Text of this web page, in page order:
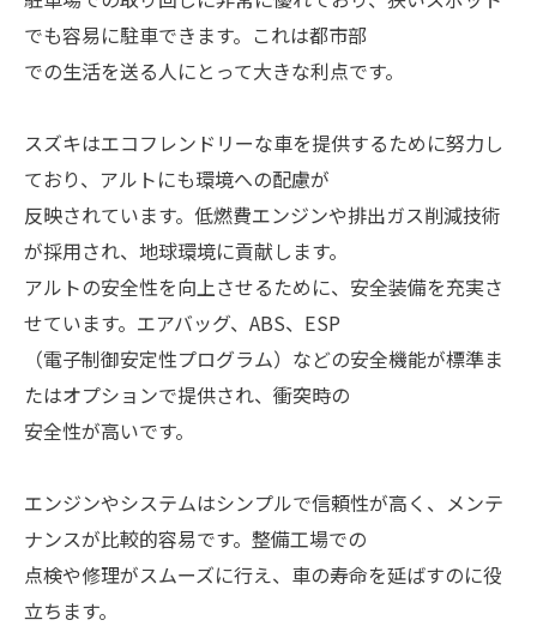
でも容易に駐車できます。これは都市部
での生活を送る人にとって大きな利点です。
スズキはエコフレンドリーな車を提供するために努力し
ており、アルトにも環境への配慮が
反映されています。低燃費エンジンや排出ガス削減技術
が採用され、地球環境に貢献します。
アルトの安全性を向上させるために、安全装備を充実さ
せています。エアバッグ、ABS、ESP
（電子制御安定性プログラム）などの安全機能が標準ま
たはオプションで提供され、衝突時の
安全性が高いです。
エンジンやシステムはシンプルで信頼性が高く、メンテ
ナンスが比較的容易です。整備工場での
点検や修理がスムーズに行え、車の寿命を延ばすのに役
立ちます。